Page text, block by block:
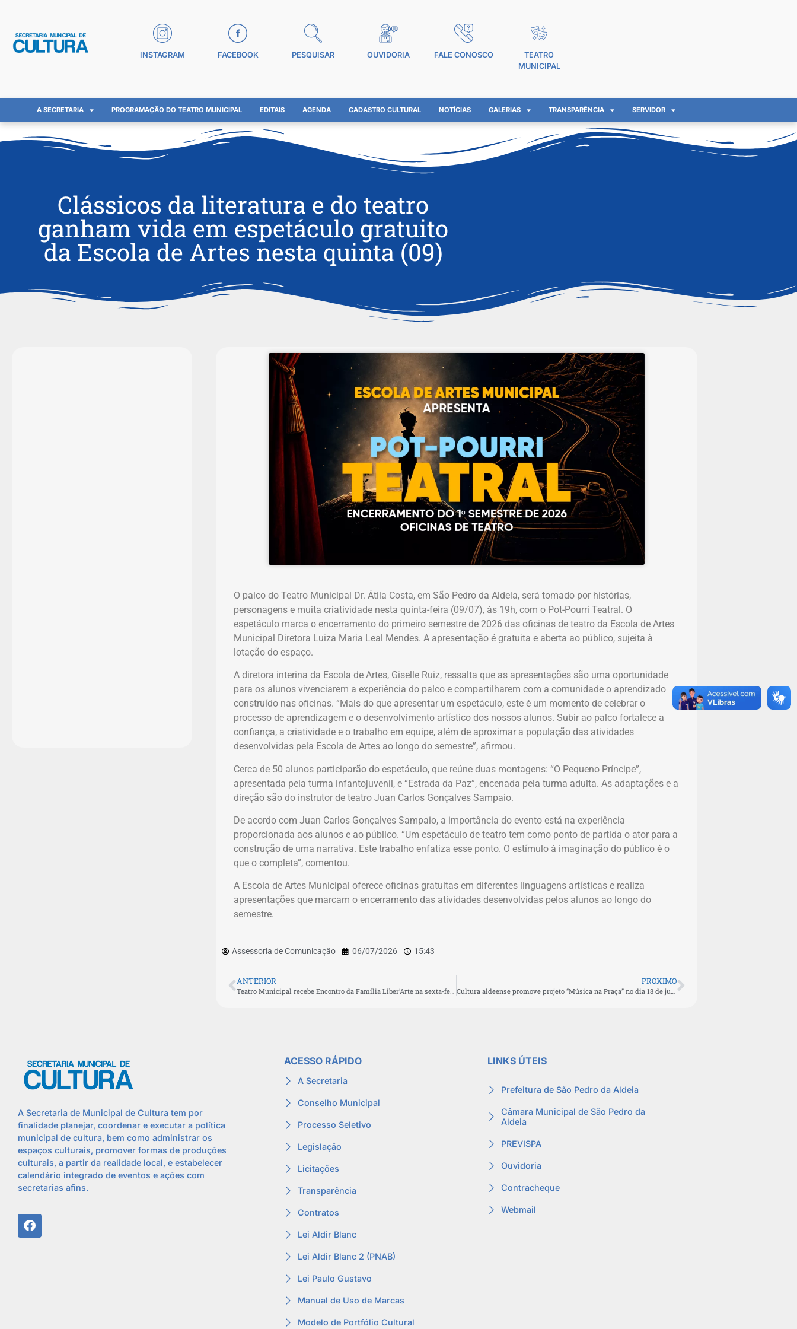
INSTAGRAM FACEBOOK PESQUISAR OUVIDORIA FALE CONOSCO
TEATRO
MUNICIPAL
A SECRETARIA PROGRAMAÇÃO DO TEATRO MUNICIPAL EDITAIS AGENDA CADASTRO CULTURAL NOTÍCIAS GALERIAS TRANSPARÊNCIA SERVIDOR
Clássicos da literatura e do teatro
ganham vida em espetáculo gratuito
da Escola de Artes nesta quinta (09)
O palco do Teatro Municipal Dr. Átila Costa, em São Pedro da Aldeia, será tomado por histórias,
personagens e muita criatividade nesta quinta-feira (09/07), às 19h, com o Pot-Pourri Teatral. O
espetáculo marca o encerramento do primeiro semestre de 2026 das oficinas de teatro da Escola de Artes
Municipal Diretora Luiza Maria Leal Mendes. A apresentação é gratuita e aberta ao público, sujeita à
lotação do espaço.
A diretora interina da Escola de Artes, Giselle Ruiz, ressalta que as apresentações são uma oportunidade
para os alunos vivenciarem a experiência do palco e compartilharem com a comunidade o aprendizado
construído nas oficinas. “Mais do que apresentar um espetáculo, este é um momento de celebrar o
processo de aprendizagem e o desenvolvimento artístico dos nossos alunos. Subir ao palco fortalece a
confiança, a criatividade e o trabalho em equipe, além de aproximar a população das atividades
desenvolvidas pela Escola de Artes ao longo do semestre”, afirmou.
Cerca de 50 alunos participarão do espetáculo, que reúne duas montagens: “O Pequeno Príncipe”,
apresentada pela turma infantojuvenil, e “Estrada da Paz”, encenada pela turma adulta. As adaptações e a
direção são do instrutor de teatro Juan Carlos Gonçalves Sampaio.
De acordo com Juan Carlos Gonçalves Sampaio, a importância do evento está na experiência
proporcionada aos alunos e ao público. “Um espetáculo de teatro tem como ponto de partida o ator para a
construção de uma narrativa. Este trabalho enfatiza esse ponto. O estímulo à imaginação do público é o
que o completa”, comentou.
A Escola de Artes Municipal oferece oficinas gratuitas em diferentes linguagens artísticas e realiza
apresentações que marcam o encerramento das atividades desenvolvidas pelos alunos ao longo do
semestre.
Assessoria de Comunicação 06/07/2026 15:43
ANTERIOR
Teatro Municipal recebe Encontro da Família Liber’Arte na sexta-feira (10)
PROXIMO
Cultura aldeense promove projeto “Música na Praça” no dia 18 de julho
A Secretaria de Municipal de Cultura tem por
finalidade planejar, coordenar e executar a política
municipal de cultura, bem como administrar os
espaços culturais, promover formas de produções
culturais, a partir da realidade local, e estabelecer
calendário integrado de eventos e ações com
secretarias afins.
ACESSO RÁPIDO
A Secretaria
Conselho Municipal
Processo Seletivo
Legislação
Licitações
Transparência
Contratos
Lei Aldir Blanc
Lei Aldir Blanc 2 (PNAB)
Lei Paulo Gustavo
Manual de Uso de Marcas
Modelo de Portfólio Cultural
LINKS ÚTEIS
Prefeitura de São Pedro da Aldeia
Câmara Municipal de São Pedro da
Aldeia
PREVISPA
Ouvidoria
Contracheque
Webmail